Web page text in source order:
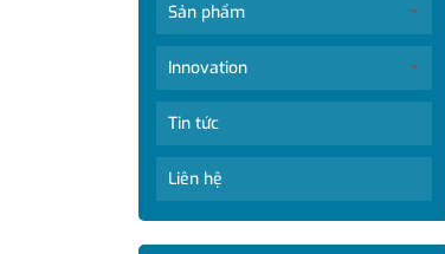
Sản phẩm
Innovation
Tin tức
Liên hệ